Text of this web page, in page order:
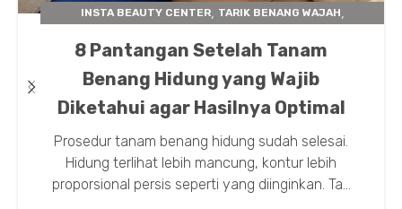
INSTA BEAUTY CENTER, TARIK BENANG WAJAH,
8 Pantangan Setelah Tanam
Benang Hidung yang Wajib
Diketahui agar Hasilnya Optimal
Prosedur tanam benang hidung sudah selesai.
Hidung terlihat lebih mancung, kontur lebih
proporsional persis seperti yang diinginkan. Ta...